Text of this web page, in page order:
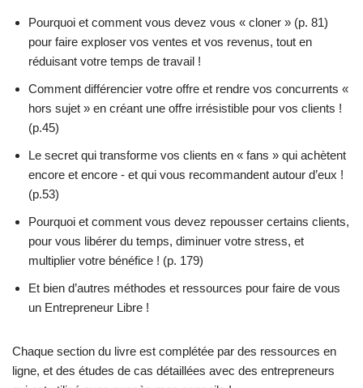
Pourquoi et comment vous devez vous « cloner » (p. 81)
pour faire exploser vos ventes et vos revenus, tout en
réduisant votre temps de travail !
Comment différencier votre offre et rendre vos concurrents «
hors sujet » en créant une offre irrésistible pour vos clients !
(p.45)
Le secret qui transforme vos clients en « fans » qui achètent
encore et encore - et qui vous recommandent autour d’eux !
(p.53)
Pourquoi et comment vous devez repousser certains clients,
pour vous libérer du temps, diminuer votre stress, et
multiplier votre bénéfice ! (p. 179)
Et bien d’autres méthodes et ressources pour faire de vous
un Entrepreneur Libre !
Chaque section du livre est complétée par des ressources en
ligne, et des études de cas détaillées avec des entrepreneurs